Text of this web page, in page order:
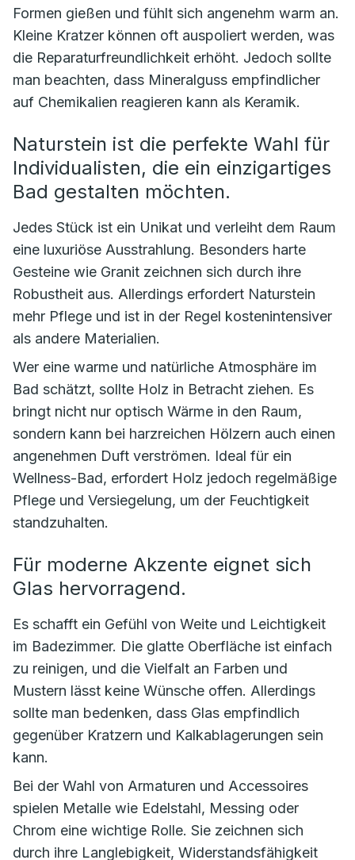
Formen gießen und fühlt sich angenehm warm an.
Kleine Kratzer können oft auspoliert werden, was
die Reparaturfreundlichkeit erhöht. Jedoch sollte
man beachten, dass Mineralguss empfindlicher
auf Chemikalien reagieren kann als Keramik.
Naturstein ist die perfekte Wahl für
Individualisten, die ein einzigartiges
Bad gestalten möchten.
Jedes Stück ist ein Unikat und verleiht dem Raum
eine luxuriöse Ausstrahlung. Besonders harte
Gesteine wie Granit zeichnen sich durch ihre
Robustheit aus. Allerdings erfordert Naturstein
mehr Pflege und ist in der Regel kostenintensiver
als andere Materialien.
Wer eine warme und natürliche Atmosphäre im
Bad schätzt, sollte Holz in Betracht ziehen. Es
bringt nicht nur optisch Wärme in den Raum,
sondern kann bei harzreichen Hölzern auch einen
angenehmen Duft verströmen. Ideal für ein
Wellness-Bad, erfordert Holz jedoch regelmäßige
Pflege und Versiegelung, um der Feuchtigkeit
standzuhalten.
Für moderne Akzente eignet sich
Glas hervorragend.
Es schafft ein Gefühl von Weite und Leichtigkeit
im Badezimmer. Die glatte Oberfläche ist einfach
zu reinigen, und die Vielfalt an Farben und
Mustern lässt keine Wünsche offen. Allerdings
sollte man bedenken, dass Glas empfindlich
gegenüber Kratzern und Kalkablagerungen sein
kann.
Bei der Wahl von Armaturen und Accessoires
spielen Metalle wie Edelstahl, Messing oder
Chrom eine wichtige Rolle. Sie zeichnen sich
durch ihre Langlebigkeit, Widerstandsfähigkeit